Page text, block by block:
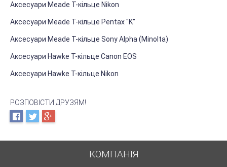
Аксесуари Meade T-кільце Nikon
Аксесуари Meade T-кільце Pentax "K"
Аксесуари Meade T-кільце Sony Alpha (Minolta)
Аксесуари Hawke T-кільце Canon EOS
Аксесуари Hawke T-кільце Nikon
РОЗПОВІСТИ ДРУЗЯМ!
КОМПАНІЯ